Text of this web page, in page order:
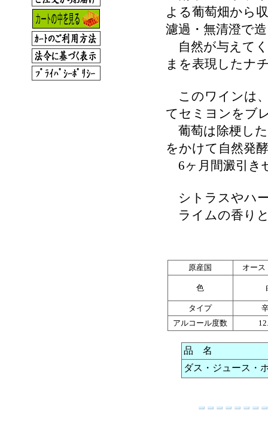
よる葡萄畑から
濾過・無清澄で
自然が与えて
まを表現したナ
このワインは
てセミヨンをブ
葡萄は除梗し
をかけて自然発
6ヶ月間澱引き
シトラスやハ
ライムの香り
原産国 オース
色
タイプ
アルコール度数
品 名
ダス・ジュース・